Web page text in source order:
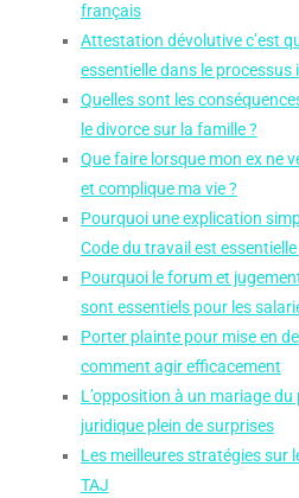
français
Attestation dévolutive c’est
essentielle dans le processus
Quelles sont les
le divorce sur la famille ?
Que faire lorsque mon ex ne
et complique ma vie ?
Pourquoi une explication
Code du travail est
Pourquoi le forum et
sont essentiels pour les
Porter plainte pour mise en
comment agir efficacement
L’opposition à un mariage
juridique plein de surprises
Les meilleures stratégies sur
TAJ